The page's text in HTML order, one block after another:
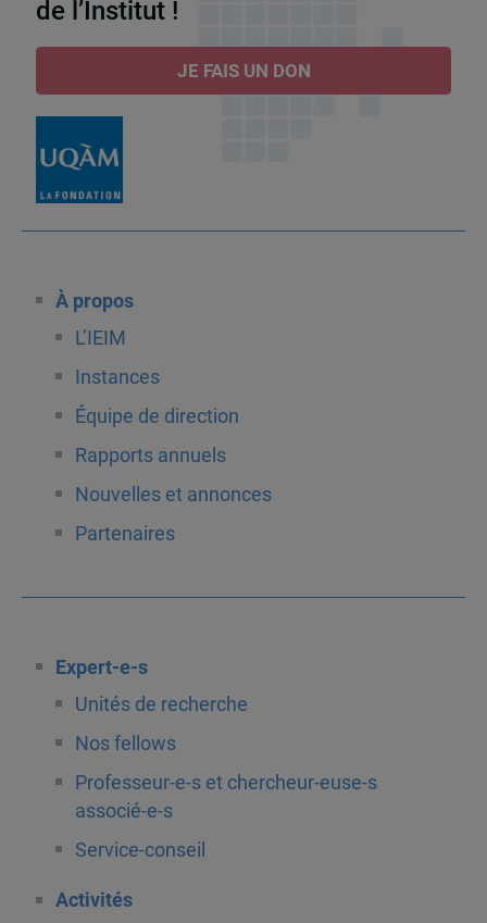
de l’Institut !
JE FAIS UN DON
À propos
L’IEIM
Instances
Équipe de direction
Rapports annuels
Nouvelles et annonces
Partenaires
Expert-e-s
Unités de recherche
Nos fellows
Professeur-e-s et chercheur-euse-s
associé-e-s
Service-conseil
Activités